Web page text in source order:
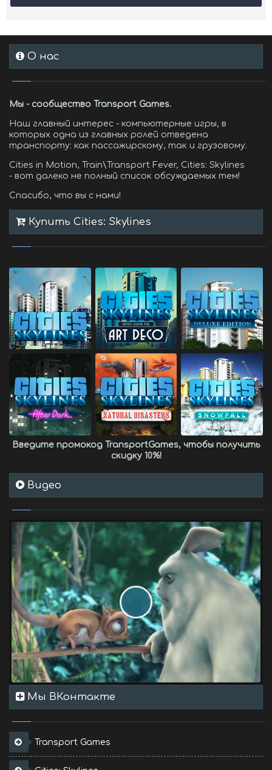
О нас
Мы - сообщество Transport Games.
Наш главный интерес - компьютерные игры, в
которых одна из главных ролей отведена
транспорту: как пассажирскому, так и грузовому.
Cities in Motion, Train\Transport Fever, Cities: Skylines
- вот далеко не полный список обсуждаемых тем!
Спасибо, что вы с нами!
Купить Cities: Skylines
Введите промокод TransportGames, чтобы получить
скидку 10%!
Видео
Мы ВКонтакте
Transport Games